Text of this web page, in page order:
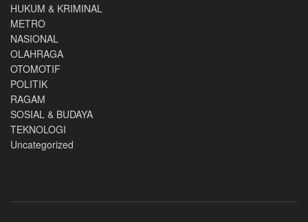
HUKUM & KRIMINAL
METRO
NASIONAL
OLAHRAGA
OTOMOTIF
POLITIK
RAGAM
SOSIAL & BUDAYA
TEKNOLOGI
Uncategorized